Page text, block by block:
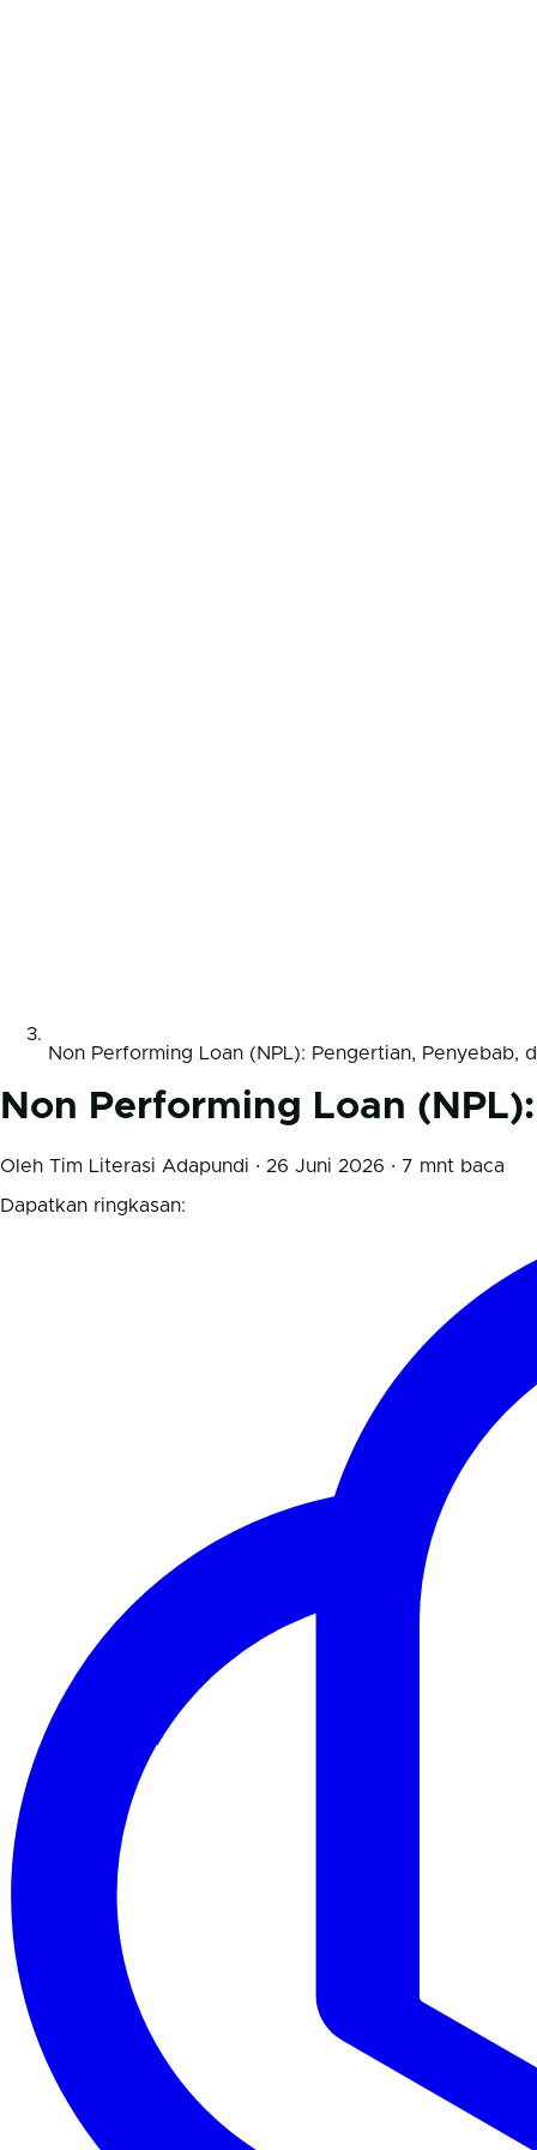
Non Performing Loan (NPL): Pengertian, Penyebab,
Non Performing Loan
Oleh Tim Literasi Adapundi · 26 Juni 2026 · 7 mnt baca
Dapatkan ringkasan: